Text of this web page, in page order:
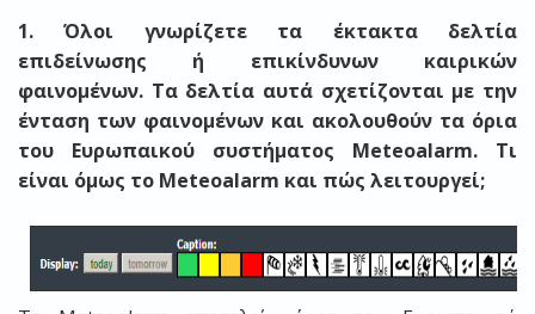
1. Όλοι γνωρίζετε τα έκτακτα δελτία
επιδείνωσης ή επικίνδυνων καιρικών
φαινομένων. Τα δελτία αυτά σχετίζονται με την
ένταση των φαινομένων και ακολουθούν τα όρια
του Ευρωπαικού συστήματος Meteoalarm. Τι
είναι όμως το Meteoalarm και πώς λειτουργεί;